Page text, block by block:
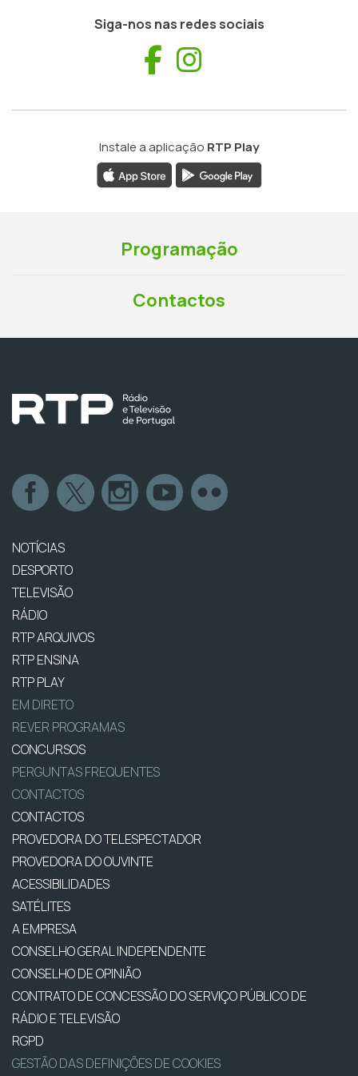
Siga-nos nas redes sociais
Facebook
Instale a aplicação RTP Play
Programação
Contactos
NOTÍCIAS
DESPORTO
TELEVISÃO
RÁDIO
RTP ARQUIVOS
RTP ENSINA
RTP PLAY
EM DIRETO
REVER PROGRAMAS
CONCURSOS
PERGUNTAS FREQUENTES
CONTACTOS
CONTACTOS
PROVEDORA DO TELESPECTADOR
PROVEDORA DO OUVINTE
ACESSIBILIDADES
SATÉLITES
A EMPRESA
CONSELHO GERAL INDEPENDENTE
CONSELHO DE OPINIÃO
CONTRATO DE CONCESSÃO DO SERVIÇO PÚBLICO DE
RÁDIO E TELEVISÃO
RGPD
GESTÃO DAS DEFINIÇÕES DE COOKIES